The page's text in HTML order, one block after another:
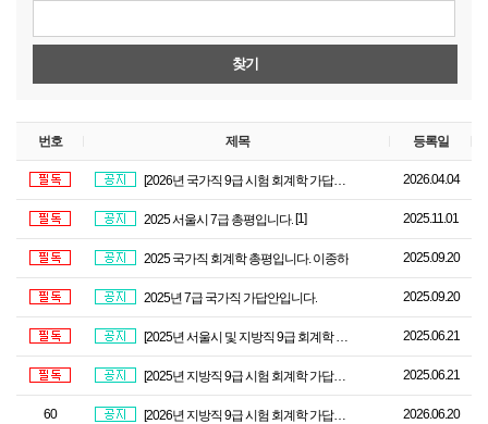
찾기
번호 제목 등록일
[2026년 국가직 9급 시험 회계학 가답안] 회계학 이종하 선생님 2026.04.04
2025 서울시 7급 총평입니다. [1] 2025.11.01
2025 국가직 회계학 총평입니다. 이종하 2025.09.20
2025년 7급 국가직 가답안입니다. 2025.09.20
[2025년 서울시 및 지방직 9급 회계학 총평] "체감 난이도 작년보다 많이 쉬운 듯하.. 2025.06.21
[2025년 지방직 9급 시험 회계학 가답안] 회계학 이종하 선생님 2025.06.21
60 [2026년 지방직 9급 시험 회계학 가답안] 회계학 이종하 선생님 2026.06.20